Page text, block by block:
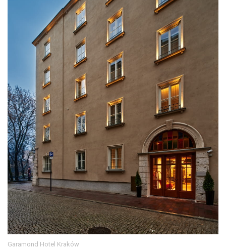
Garamond Hotel Kraków